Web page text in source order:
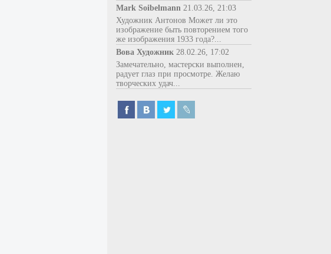
Mark Soibelmann 21.03.26, 21:03
Художник Антонов Может ли это
изображение быть повторением того
же изображения 1933 года?...
Вова Художник 28.02.26, 17:02
Замечательно, мастерски выполнен,
радует глаз при просмотре. Желаю
творческих удач...